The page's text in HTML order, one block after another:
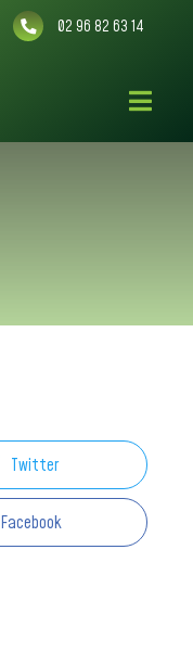
02 96 82 63 14
Twitter
Facebook